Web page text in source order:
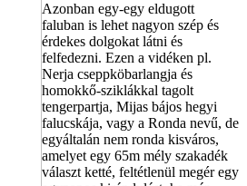
Azonban egy-egy eldugott
faluban is lehet nagyon szép és
érdekes dolgokat látni és
felfedezni. Ezen a vidéken pl.
Nerja cseppköbarlangja és
homokkő-sziklákkal tagolt
tengerpartja, Mijas bájos hegyi
falucskája, vagy a Ronda nevű, de
egyáltalán nem ronda kisváros,
amelyet egy 65m mély szakadék
választ ketté, feltétlenül megér egy